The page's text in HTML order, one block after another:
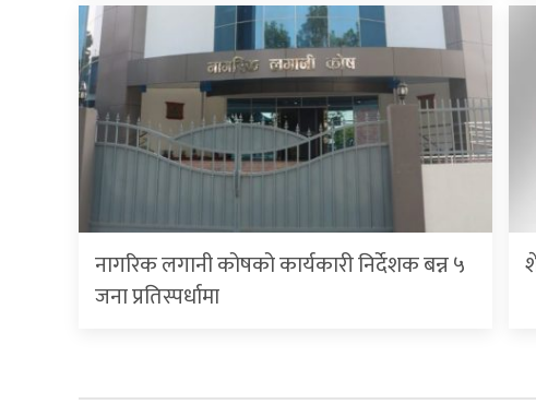
नागरिक लगानी कोषको कार्यकारी निर्देशक बन्न ५
जना प्रतिस्पर्धामा